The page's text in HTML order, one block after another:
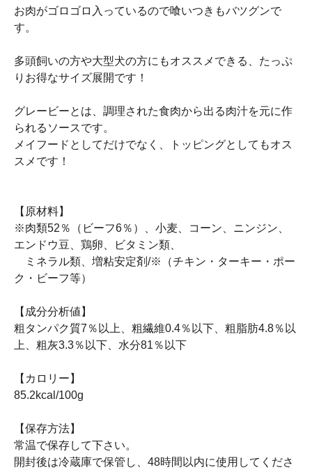
お肉がゴロゴロ入っているので喰いつきもバツグンで
す。
多頭飼いの方や大型犬の方にもオススメできる、たっぷ
りお得なサイズ展開です！
グレービーとは、調理された食肉から出る肉汁を元に作
られるソースです。
メイフードとしてだけでなく、トッピングとしてもオス
スメです！
【原材料】
※肉類52％（ビーフ6％）、小麦、コーン、ニンジン、
エンドウ豆、鶏卵、ビタミン類、
ミネラル類、増粘安定剤/※（チキン・ターキー・ポー
ク・ビーフ等）
【成分分析値】
粗タンパク質7％以上、粗繊維0.4％以下、粗脂肪4.8％以
上、粗灰3.3％以下、水分81％以下
【カロリー】
85.2kcal/100g
【保存方法】
常温で保存して下さい。
開封後は冷蔵庫で保管し、48時間以内に使用してくださ